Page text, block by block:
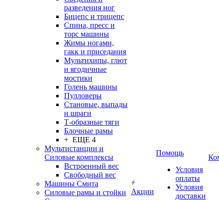
разведения ног
Бицепс и трицепс
Спина, пресс и
торс машины
Жимы ногами,
гакк и приседания
Мультихипы, глют
и ягодичные
мостики
Голень машины
Пулловеры
Становые, выпады
и шраги
Т-образные тяги
Блочные рамы
+ ЕЩЕ 4
Мультистанции и
Силовые комплексы
Встроенный вес
Свободный вес
Машины Смита
Силовые рамы и стойки
Акции
Помощь
Условия
оплаты
Условия
доставки